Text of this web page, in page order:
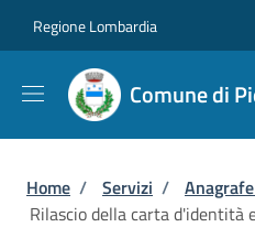
Regione Lombardia
Comune di
Briciole di pane
Home / Servizi /
Rilascio della carta